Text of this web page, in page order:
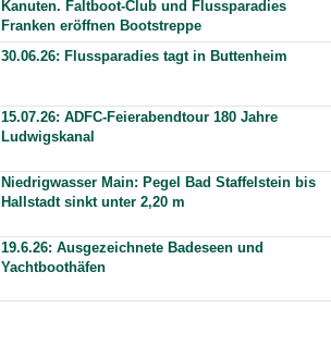
Kanuten. Faltboot-Club und Flussparadies
Franken eröffnen Bootstreppe
30.06.26: Flussparadies tagt in Buttenheim
15.07.26: ADFC-Feierabendtour 180 Jahre
Ludwigskanal
Niedrigwasser Main: Pegel Bad Staffelstein bis
Hallstadt sinkt unter 2,20 m
19.6.26: Ausgezeichnete Badeseen und
Yachtboothäfen